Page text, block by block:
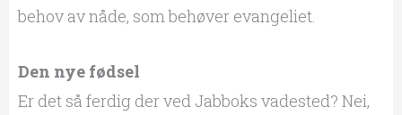
behov av nåde, som behøver evangeliet.
Den nye fødsel
Er det så ferdig der ved Jabboks vadested? Nei,